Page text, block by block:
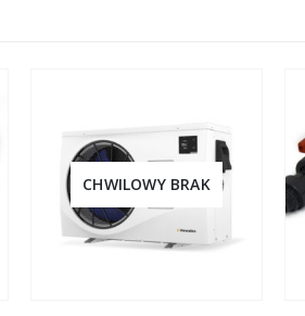
CHWILOWY BRAK